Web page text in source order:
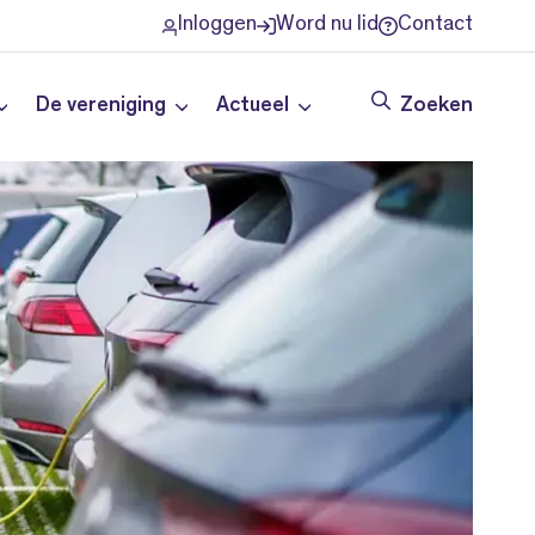
Inloggen Word nu lid Contact
De vereniging Actueel Zoeken